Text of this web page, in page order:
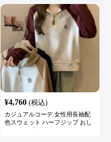
¥4,760 (税込)
カジュアルコーデ 女性用長袖配
色スウェット ハーフジップ おし